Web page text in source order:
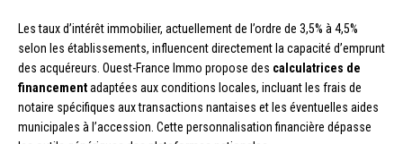
Les taux d’intérêt immobilier, actuellement de l’ordre de 3,5% à 4,5%
selon les établissements, influencent directement la capacité d’emprunt
des acquéreurs. Ouest-France Immo propose des calculatrices de
financementadaptées aux conditions locales, incluant les frais de
notaire spécifiques aux transactions nantaises et les éventuelles aides
municipales à l’accession. Cette personnalisation financière dépasse